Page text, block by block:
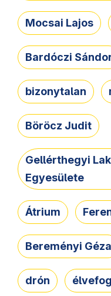
Mocsai Lajos
Bardóczi
bizonytalan
Böröcz Judit
Gellérthegyi
Egyesülete
Átrium
Bereményi Géza
drón